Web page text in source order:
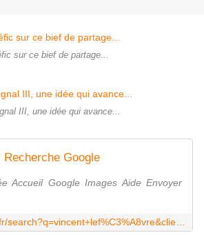
sur ce bief de partage...
III, une idée qui avance...
Google
Accueil Google Images Aide Envoyer